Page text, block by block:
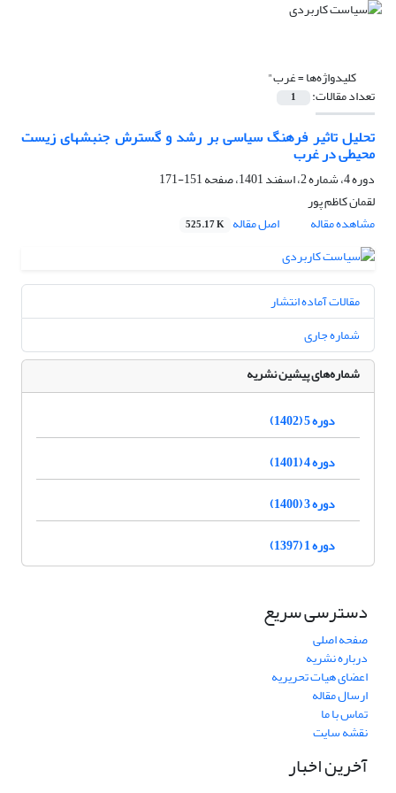
کلیدواژه‌ها =غرب"
تعداد مقالات: 1
تحلیل تاثیر فرهنگ سیاسی بر رشد و گسترش جنبشهای زیست
محیطی در غرب
دوره 4، شماره 2، اسفند 1401، صفحه
151-171
لقمان کاظم پور
مشاهده مقاله
اصل مقاله 525.17 K
مقالات آماده انتشار
شماره جاری
شماره‌های پیشین نشریه
دوره 5 (1402)
دوره 4 (1401)
دوره 3 (1400)
دوره 1 (1397)
دسترسی سریع
صفحه اصلی
درباره نشریه
اعضای هیات تحریریه
ارسال مقاله
تماس با ما
نقشه سایت
آخرین اخبار